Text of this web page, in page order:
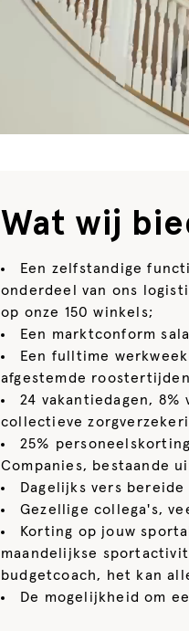
Wat wij
Een zelfstandige
onderdeel van ons
op onze 150 winkels;
Een marktconform
Een fulltime
afgestemde
24 vakantiedagen,
collectieve
25%
Companies, bestaande
Dagelijks vers bereide
Gezellige collega's,
Korting op jouw
maandelijkse
budgetcoach, het kan
De mogelijkheid om